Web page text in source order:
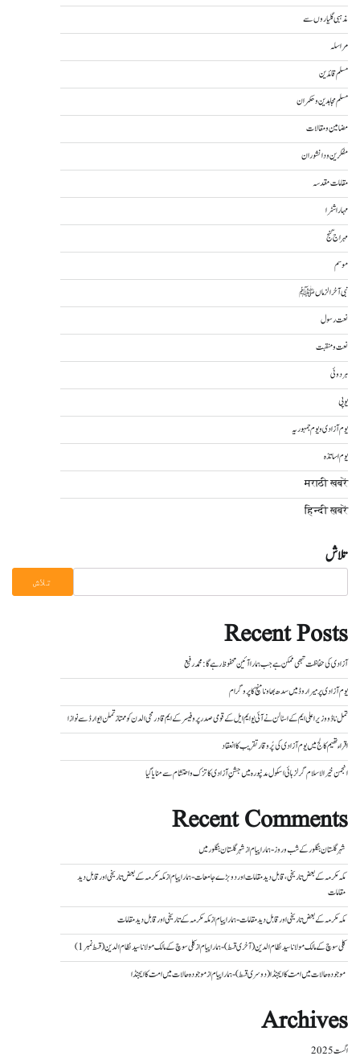
مذہبی گلیاروں سے
مراسلہ
مسلم قائدین
مسلم مجاہدین و حکمران
مضامین و مقالات
مفکرین و دانشوران
مقامات مقدسہ
مہاراشٹرا
مہراج گنج
موسم
نبی آخرالزماںﷺ
نعت رسول
نعت و منقبت
ہردوئی
یوپی
یوم آزادی و یوم جمہوریہ
یوم اساتذہ
मराठी खबरें
हिन्दी ख़बरें
تلاش
تلاش
Recent Posts
آزادی کی حفاظت تبھی ممکن ہے جب ہمارا آئین محفوظ رہے گا : محمد رفیع
یوم آزادی پر میراروڈ میں سدھ بھاونا منچ کا پروگرام
تمل ناڈو وزیر اعلی ایم کے اسٹالن نے آئی یو ایم ایل کے قومی صدر پروفیسر کے ایم قادرمحی الدن کو ممتاز تملن ایوارڈ سے نوازا
اقراء تھیم کالج میں یوم آزادی کی پُر وقار تقریب کا انعقاد
انجمن خیر الاسلام گرلز ہائی اسکول مدنپورہ میں جشنِ آزادی کا تزک و احتشام سے منایا گیا
Recent Comments
شہر گلستان بنگلور کے شب و روز - ہمارا پیامازشہر گلستان بنگلور میں
مکہ مکرمہ کے بعض تاریخی، قابل دید مقامات اور دو بڑے جامعات - ہمارا پیامازمکہ مکرمہ کے بعض تاریخی اور قابل دید
مقامات
مکہ مکرمہ کے بعض تاریخی اور قابل دید مقامات - ہمارا پیامازمکہ مکرمہ کے تاریخی اور قابل دید مقامات
کلی سوچ کے مالک مولانا سید نظام الدین (آخری قسط) - ہمارا پیامازکلی سوچ کے مالک مولانا سید نظام الدین (قسط نمبر 1)
موجودہ حالات میں امت کا ایجنڈا (دوسری قسط) - ہمارا پیامازموجودہ حالات میں امت کا ایجنڈا
Archives
اگست 2025